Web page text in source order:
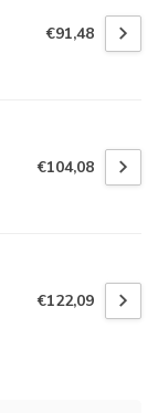
€91,48
€104,08
€122,09